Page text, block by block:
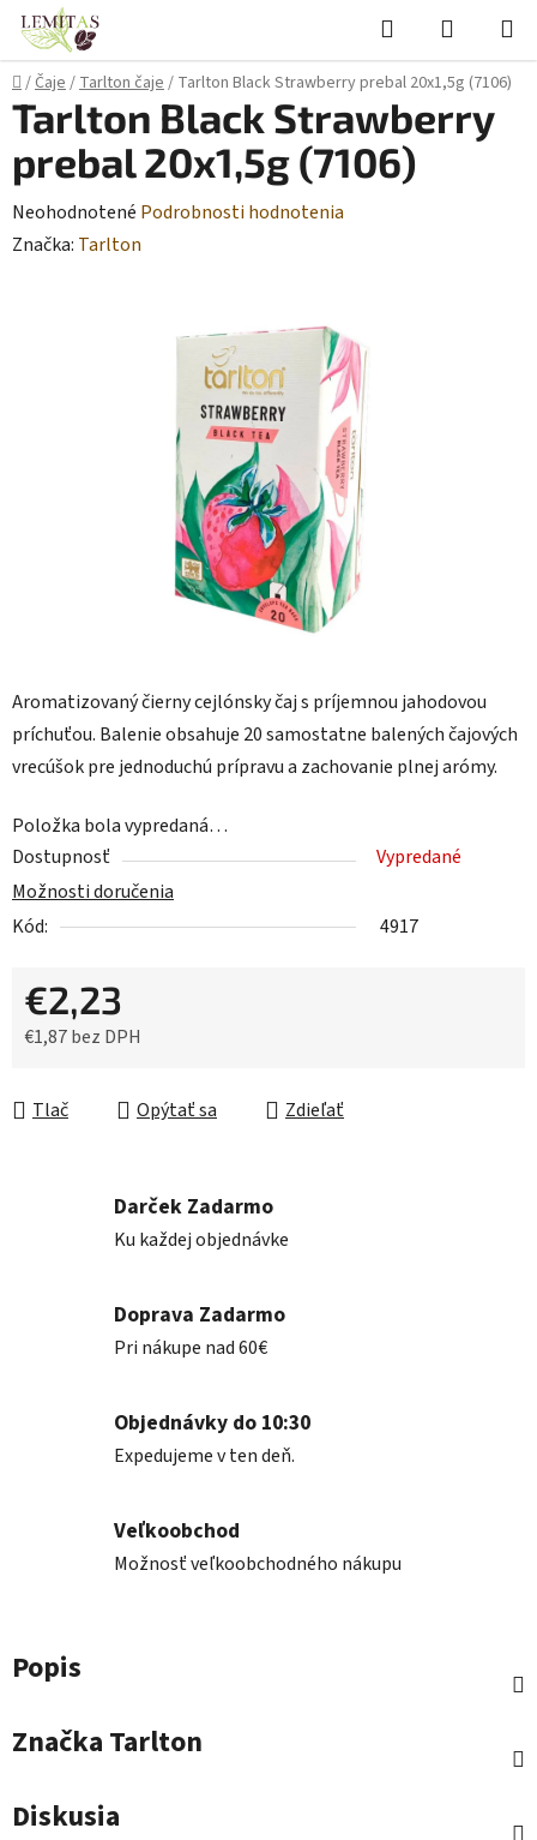
Prejsť
obsah
Hľadať
KOŠÍK
Domov
/Čaje/Tarlton čaje/ Tarlton Black Strawberry prebal 20x1,5g (7106)
Aromatizovaný čierny cejlónsky čaj s príjemnou jahodovou
príchuťou. Balenie obsahuje 20 samostatne balených čajových
vrecúšok pre jednoduchú prípravu a zachovanie plnej arómy.
Položka bola vypredaná…
Dostupnosť
Vypredané
Možnosti doručenia
Kód:
4917
€2,23
€1,87 bez DPH
Tlač
Opýtať sa Zdieľať
Tarlton Black Strawberry
prebal 20x1,5g (7106)
Priemerné
hodnotenie
Neohodnotené Podrobnosti hodnotenia
Značka: Tarlton
Darček Zadarmo
Ku každej objednávke
Doprava Zadarmo
Pri nákupe nad 60€
Objednávky do 10:30
Expedujeme v ten deň.
Veľkoobchod
Možnosť veľkoobchodného nákupu
Popis
Značka Tarlton
Diskusia